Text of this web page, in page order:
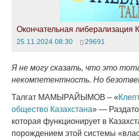
Окончательная либерализация
25.11.2024 08:30 29691
Я не могу сказать, что это
некомпетентность. Но
Талгат МАМЫРАЙЫМОВ – «
общество Казахстана» —
которая функционирует в
порождением этой системы